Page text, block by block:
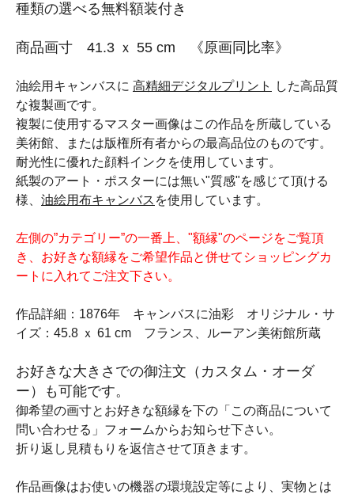
種類の選べる無料額装付き
商品画寸 41.3 ｘ 55 cm 《原画同比率》
油絵用キャンバスに 高精細デジタルプリント
した高品質
な複製画です。
複製に使用するマスター画像はこの作品を所蔵している
美術館、または版権所有者からの最高品位のものです。
耐光性に優れた顔料インクを使用しています。
紙製のアート・ポスターには無い"質感"を感じて頂ける
様、 油絵用布キャンバス を使用しています。
左側の”カテゴリー”の一番上、"額縁"のページをご覧頂
き、お好きな額縁をご希望作品と併せてショッピングカ
ートに入れてご注文下さい。
作品詳細：1876年 キャンバスに油彩 オリジナル・サ
イズ：45.8 ｘ 61 cm フランス、ルーアン美術館所蔵
お好きな大きさでの御注文（カスタム・オーダ
ー）も可能です。
御希望の画寸とお好きな額縁を下の「この商品について
問い合わせる」フォームからお知らせ下さい。
折り返し見積もりを返信させて頂きます。
作品画像はお使いの機器の環境設定等により、実物とは